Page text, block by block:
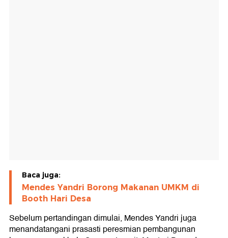
Baca juga:
Mendes Yandri Borong Makanan UMKM di
Booth Hari Desa
Sebelum pertandingan dimulai, Mendes Yandri juga
menandatangani prasasti peresmian pembangunan